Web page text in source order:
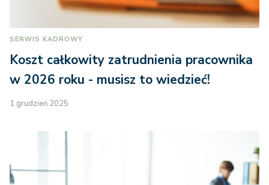
SERWIS KADROWY
Koszt całkowity zatrudnienia pracownika
w 2026 roku - musisz to wiedzieć!
1 grudzień 2025